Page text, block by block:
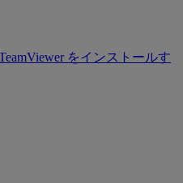
をインストールす